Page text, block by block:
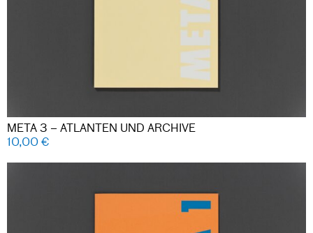
META 3 – ATLANTEN UND ARCHIVE
10,00€